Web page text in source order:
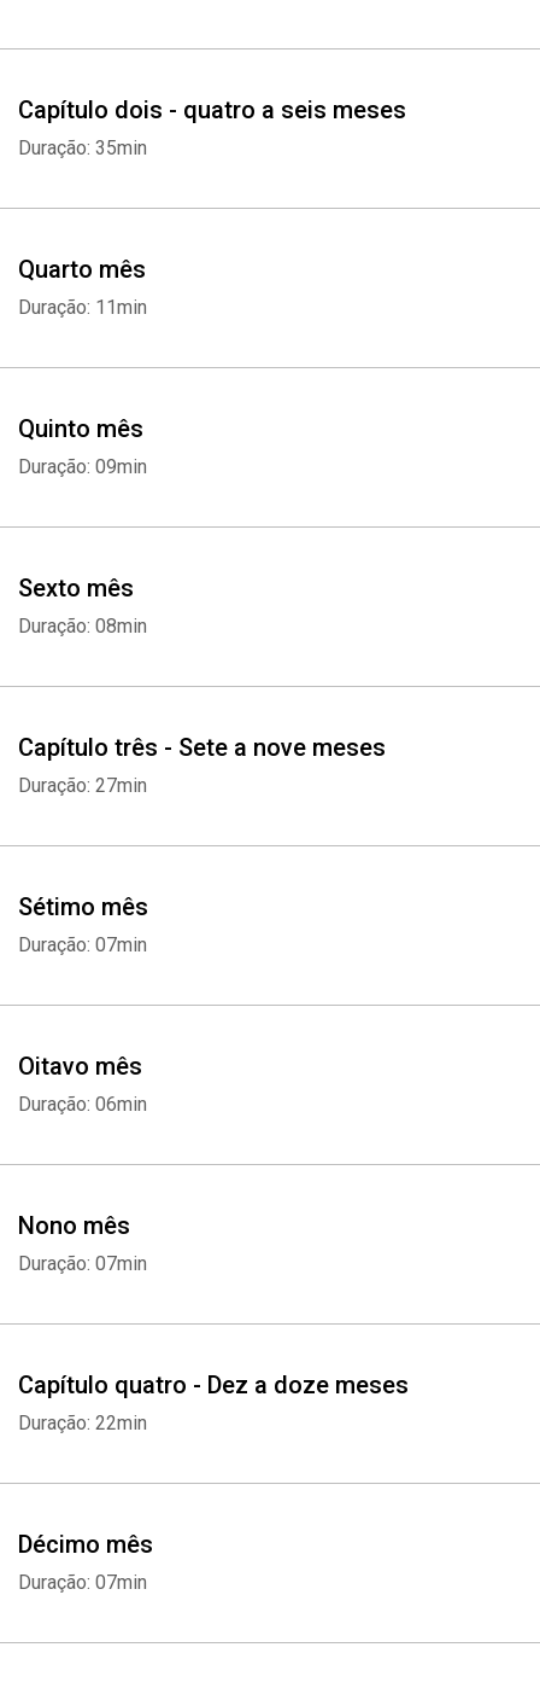
Capítulo dois - quatro a seis meses
Duração: 35min
Quarto mês
Duração: 11min
Quinto mês
Duração: 09min
Sexto mês
Duração: 08min
Capítulo três - Sete a nove meses
Duração: 27min
Sétimo mês
Duração: 07min
Oitavo mês
Duração: 06min
Nono mês
Duração: 07min
Capítulo quatro - Dez a doze meses
Duração: 22min
Décimo mês
Duração: 07min
Whatsapp